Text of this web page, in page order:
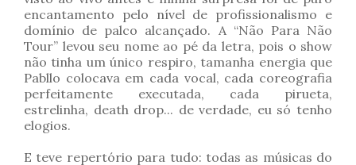
encantamento pelo nível de profissionalismo e
domínio de palco alcançado. A “Não Para Não
Tour” levou seu nome ao pé da letra, pois o show
não tinha um único respiro, tamanha energia que
Pabllo colocava em cada vocal, cada coreografia
perfeitamente executada, cada pirueta,
estrelinha, death drop... de verdade, eu só tenho
elogios.
E teve repertório para tudo: todas as músicas do